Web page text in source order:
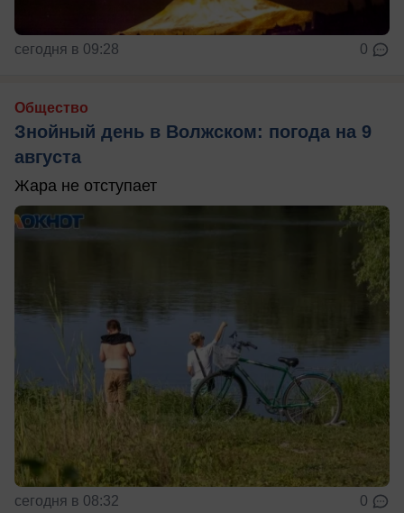
сегодня в 09:28 0
Общество
Знойный день в Волжском: погода на 9
августа
Жара не отступает
сегодня в 08:32 0